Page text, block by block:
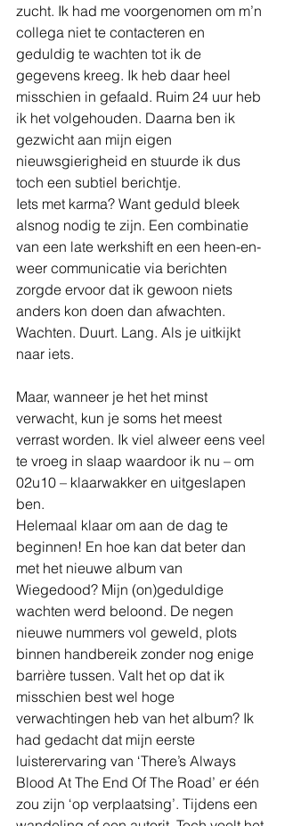
zucht. Ik had me voorgenomen om m’n
collega niet te contacteren en
geduldig te wachten tot ik de
gegevens kreeg. Ik heb daar heel
misschien in gefaald. Ruim 24 uur heb
ik het volgehouden. Daarna ben ik
gezwicht aan mijn eigen
nieuwsgierigheid en stuurde ik dus
toch een subtiel berichtje.
Iets met karma? Want geduld bleek
alsnog nodig te zijn. Een combinatie
van een late werkshift en een heen-en-
weer communicatie via berichten
zorgde ervoor dat ik gewoon niets
anders kon doen dan afwachten.
Wachten. Duurt. Lang. Als je uitkijkt
naar iets.
Maar, wanneer je het het minst
verwacht, kun je soms het meest
verrast worden. Ik viel alweer eens veel
te vroeg in slaap waardoor ik nu – om
02u10 – klaarwakker en uitgeslapen
ben.
Helemaal klaar om aan de dag te
beginnen! En hoe kan dat beter dan
met het nieuwe album van
Wiegedood? Mijn (on)geduldige
wachten werd beloond. De negen
nieuwe nummers vol geweld, plots
binnen handbereik zonder nog enige
barrière tussen. Valt het op dat ik
misschien best wel hoge
verwachtingen heb van het album? Ik
had gedacht dat mijn eerste
luisterervaring van ‘There’s Always
Blood At The End Of The Road’ er één
zou zijn ‘op verplaatsing’. Tijdens een